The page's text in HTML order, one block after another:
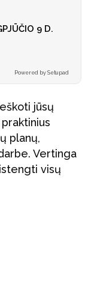
9 D.
Powered by Setupad
jūsų
planų,
Vertinga
visų